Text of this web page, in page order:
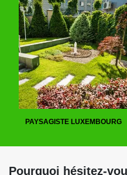
PAYSAGISTE LUXEMBOURG
Pourquoi hésitez-